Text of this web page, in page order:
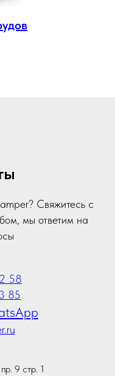
Свяжитесь с
мы ответим на
58
85
9 стр. 1